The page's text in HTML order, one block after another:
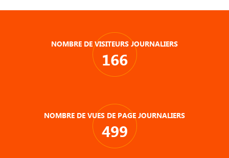
NOMBRE DE VISITEURS JOURNALIERS
166
NOMBRE DE VUES DE PAGE JOURNALIERS
499